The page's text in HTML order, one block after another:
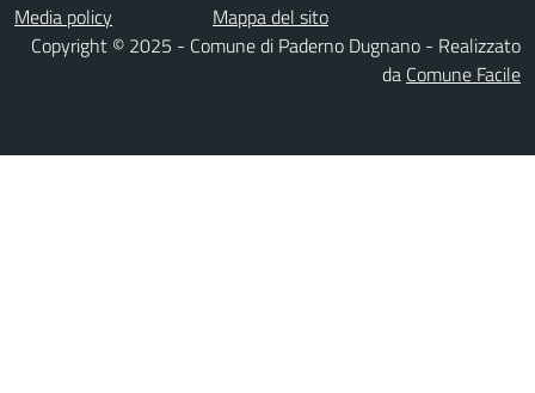
Media policy
Mappa del sito
Copyright © 2025 - Comune di Paderno Dugnano - Realizzato
da Comune Facile